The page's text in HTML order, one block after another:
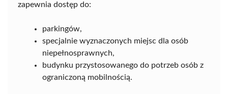
zapewnia dostęp do:
parkingów,
specjalnie wyznaczonych miejsc dla osób
niepełnosprawnych,
budynku przystosowanego do potrzeb osób z
ograniczoną mobilnością.